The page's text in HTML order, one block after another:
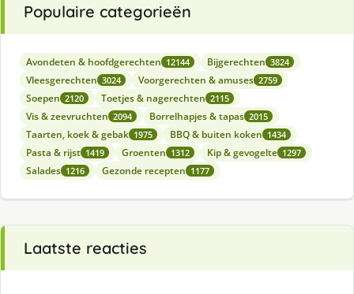
Populaire categorieën
Avondeten & hoofdgerechten 12144 Bijgerechten 3824
Vleesgerechten 3024 Voorgerechten & amuses 2759
Soepen 2120 Toetjes & nagerechten 2115
Vis & zeevruchten 2094 Borrelhapjes & tapas 2015
Taarten, koek & gebak 1975 BBQ & buiten koken 1434
Pasta & rijst 1419 Groenten 1312 Kip & gevogelte 1297
Salades 1216 Gezonde recepten 1177
Laatste reacties